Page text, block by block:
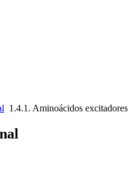
1.4.1. Aminoácidos excitadores